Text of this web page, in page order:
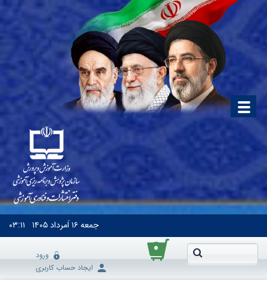
جمعه۱۶ اَمرداد ۱۴۰۵ ۰۳:۱۱
۰
ورود
ایجاد حساب کاربری